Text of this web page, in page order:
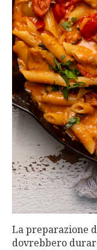
La preparazione
dovrebbero